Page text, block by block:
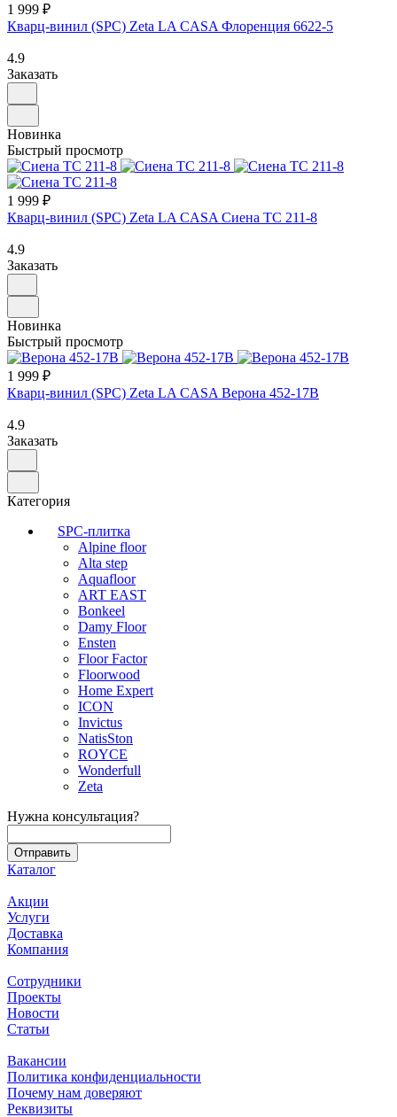
1 999 ₽
Кварц-винил (SPC) Zeta LA CASA Флоренция 6622-5
4.9
Заказать
Новинка
Быстрый просмотр
1 999 ₽
Кварц-винил (SPC) Zeta LA CASA Сиена TC 211-8
4.9
Заказать
Новинка
Быстрый просмотр
1 999 ₽
Кварц-винил (SPC) Zeta LA CASA Верона 452-17B
4.9
Заказать
Категория
SPC-плитка
Alpine floor
Alta step
Aquafloor
ART EAST
Bonkeel
Damy Floor
Ensten
Floor Factor
Floorwood
Home Expert
ICON
Invictus
NatisSton
ROYCE
Wonderfull
Zeta
Нужна консультация?
Каталог
Акции
Услуги
Доставка
Компания
Сотрудники
Проекты
Новости
Статьи
Вакансии
Политика конфиденциальности
Почему нам доверяют
Реквизиты